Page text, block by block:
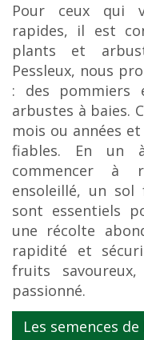
Pour ceux qui
rapides, il est
plants et
Pessleux, nous
: des pommiers
arbustes à baies.
mois ou années
fiables. En un
commencer à
ensoleillé, un
sont essentiels
une récolte
rapidité et
fruits
passionné.
Les semences